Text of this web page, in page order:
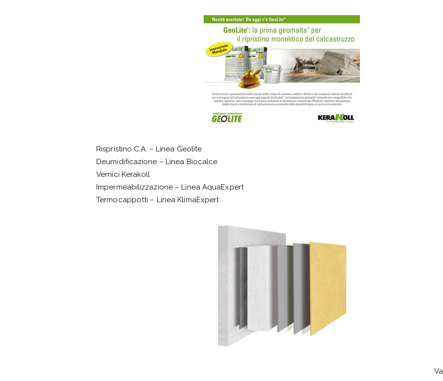
Rispristino C.A. – Linea Geolite
Deumidificazione – Linea Biocalce
Vernici Kerakoll
Impermeabilizzazione – Linea AquaExpert
Termocappotti – Linea KlimaExpert